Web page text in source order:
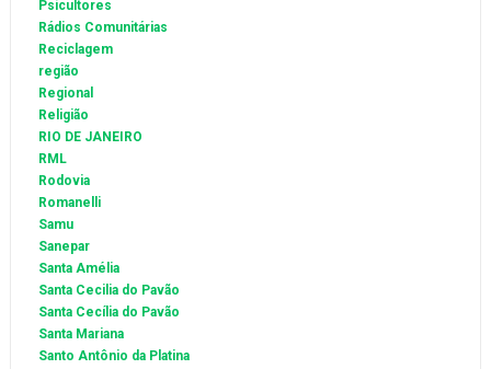
Psicultores
Rádios Comunitárias
Reciclagem
região
Regional
Religião
RIO DE JANEIRO
RML
Rodovia
Romanelli
Samu
Sanepar
Santa Amélia
Santa Cecilia do Pavão
Santa Cecília do Pavão
Santa Mariana
Santo Antônio da Platina